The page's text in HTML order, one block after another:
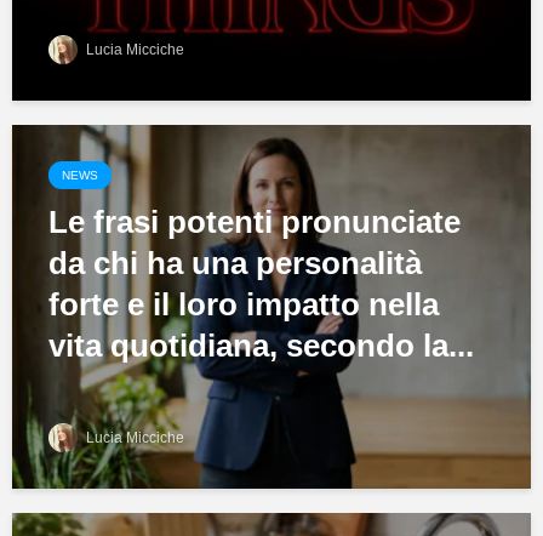
Lucia Micciche
NEWS
Le frasi potenti pronunciate
da chi ha una personalità
forte e il loro impatto nella
vita quotidiana, secondo la...
Lucia Micciche